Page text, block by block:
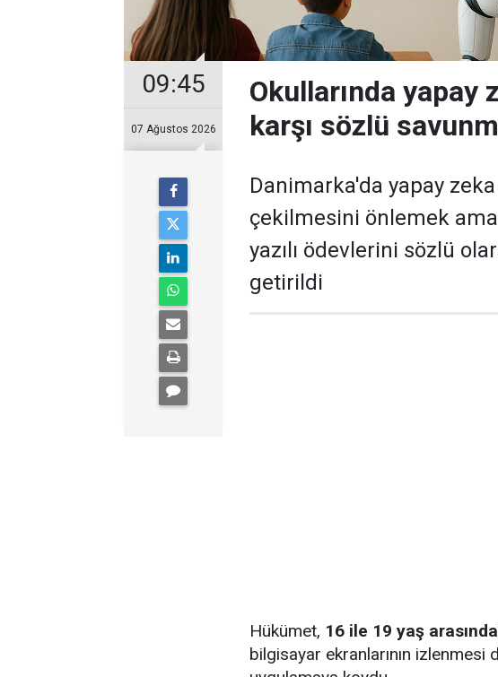
09:45
07 Ağustos 2026
Okullarında yapay
karşı sözlü
Danimarka'da yapay
çekilmesini önlemek
yazılı ödevlerini sözlü
getirildi
Hükümet, 16 ile 19 yaş
bilgisayar ekranlarının